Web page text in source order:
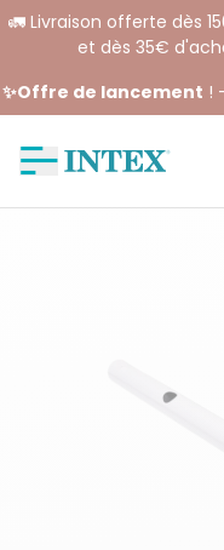
🚛 Livraison offerte dès
et dès 35€
✨Offre de lancement !